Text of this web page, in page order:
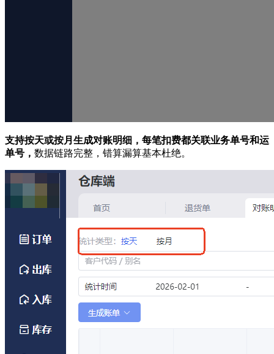
支持按天或按月生成对账明细，每笔扣费都关联业务单号和运
单号， 数据链路完整，错算漏算基本杜绝。